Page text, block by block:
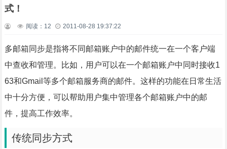
式！
阅读： 12 2011-08-28 19:37:22
多邮箱同步是指将不同邮箱账户中的邮件统一在一个客户端
中查收和管理。比如，用户可以在一个邮箱账户中同时接收1
63和Gmail等多个邮箱服务商的邮件。这样的功能在日常生活
中十分方便，可以帮助用户集中管理各个邮箱账户中的邮
件，提高工作效率。
传统同步方式